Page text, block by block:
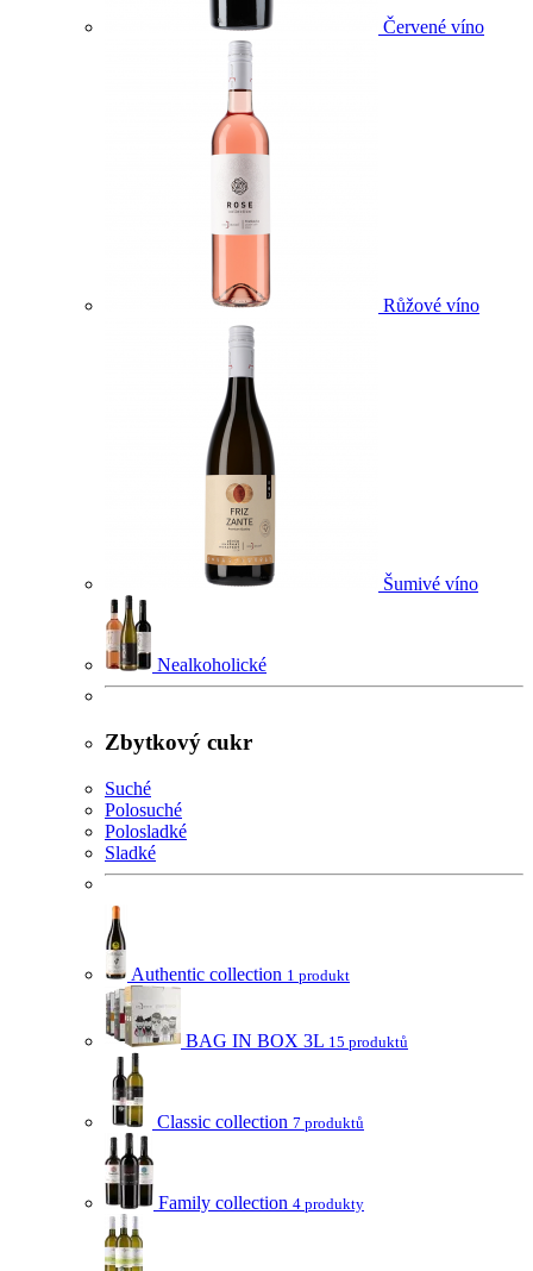
Červené víno
Růžové víno
Šumivé víno
Nealkoholické
Zbytkový cukr
Suché
Polosuché
Polosladké
Sladké
Authentic collection 1 produkt
BAG IN BOX 3L 15 produktů
Classic collection 7 produktů
Family collection 4 produkty